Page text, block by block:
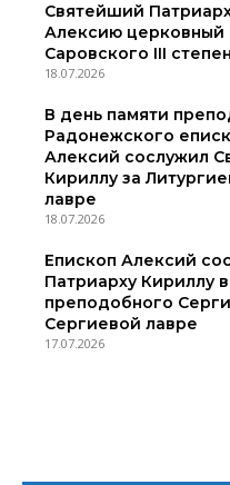
Святейший
Алексию церковный
Саровского III
18.07.2026
В день памяти
Радонежского
Алексий сослужил
Кириллу за
лавре
18.07.2026
Епископ Алексий
Патриарху Кириллу
преподобного
Сергиевой лавре
17.07.2026